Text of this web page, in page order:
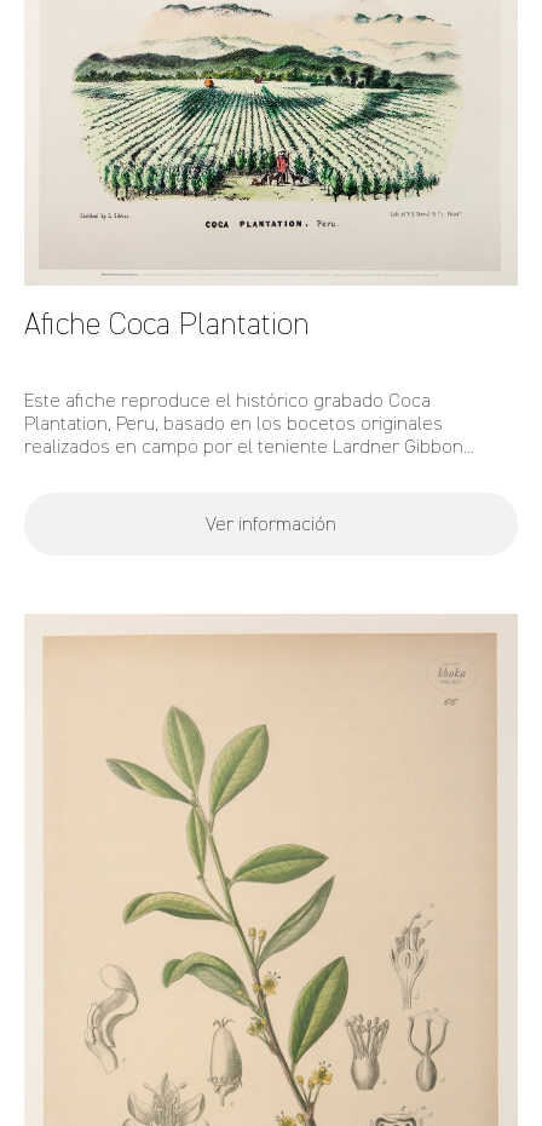
Afiche Coca Plantation
Este afiche reproduce el histórico grabado Coca
Plantation, Peru, basado en los bocetos originales
realizados en campo por el teniente Lardner Gibbon
Ver información